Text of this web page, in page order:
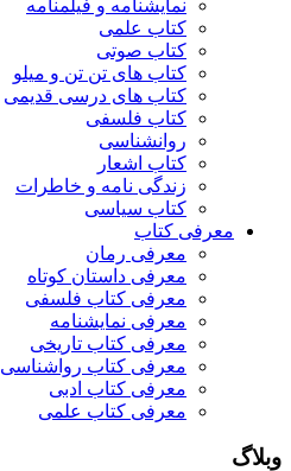
نمایشنامه و فیلمنامه
کتاب علمی
کتاب صوتی
کتاب های تن تن و میلو
کتاب های درسی قدیمی
کتاب فلسفی
روانشناسی
کتاب اشعار
زندگی نامه و خاطرات
کتاب سیاسی
معرفی کتاب
معرفی رمان
معرفی داستان کوتاه
معرفی کتاب فلسفی
معرفی نمایشنامه
معرفی کتاب تاریخی
معرفی کتاب رواشناسی
معرفی کتاب ادبی
معرفی کتاب علمی
وبلاگ